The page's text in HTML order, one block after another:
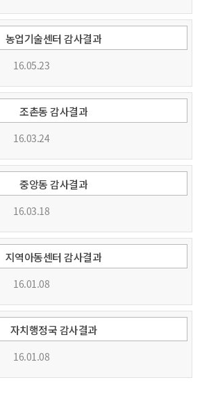
농업기술센터 감사결과
16.05.23
조촌동 감사결과
16.03.24
중앙동 감사결과
16.03.18
지역아동센터 감사결과
16.01.08
자치행정국 감사결과
16.01.08